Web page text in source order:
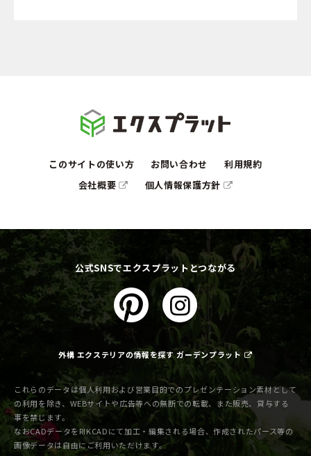
このサイトの使い方 お問い合わせ
利用規約
会社概要
個人情報保護方針
公式SNSでエクスプラットとつながる
外構 エクステリアの情報を探す ガーデンプラット
これらのデータは個人利用および営業目的でのプレゼンテーション素材として
の利用を除き、WEBサイトや広告等への無断での転載、また販売、貸与する
事を禁じます。
なおCADデータをRIKCADにて加工・編集される場合、作成されたパース等の
画像データは自由にご利用いただけます。